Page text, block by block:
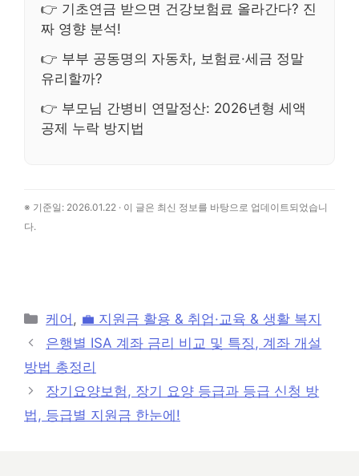
👉 기초연금 받으면 건강보험료 올라간다? 진
짜 영향 분석!
👉 부부 공동명의 자동차, 보험료·세금 정말
유리할까?
👉 부모님 간병비 연말정산: 2026년형 세액
공제 누락 방지법
※ 기준일: 2026.01.22 · 이 글은 최신 정보를 바탕으로 업데이트되었습니
다.
카
테
리
케어 , 💼 지원금 활용 & 취업·교육 & 생활 복지
은행별 ISA 계좌 금리 비교 및 특징, 계좌 개설
방법 총정리
장기요양보험, 장기 요양 등급과 등급 신청 방
법, 등급별 지원금 한눈에!